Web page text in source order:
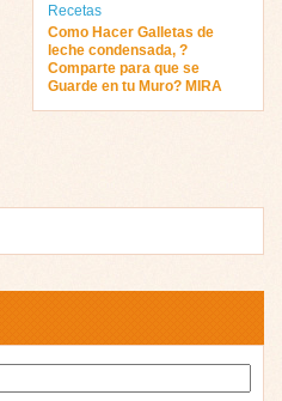
Recetas
Como Hacer Galletas de
leche condensada, ?
Comparte para que se
Guarde en tu Muro? MIRA